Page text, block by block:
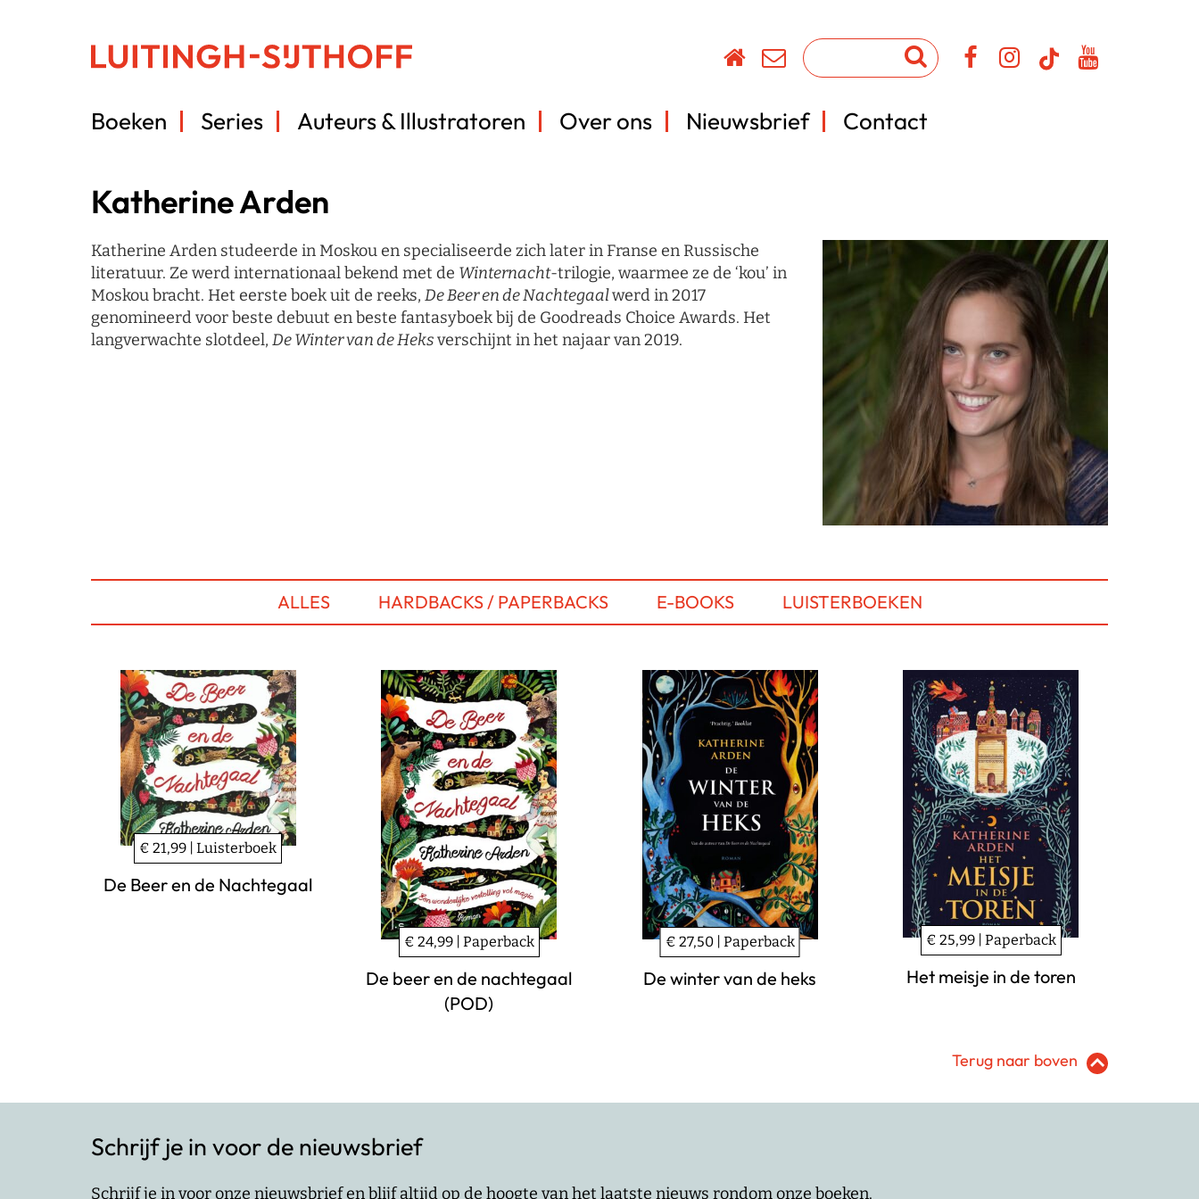
Boeken Series Auteurs & Illustratoren Over ons Nieuwsbrief Contact
Katherine Arden
Katherine Arden studeerde in Moskou en specialiseerde zich later in Franse en Russische
literatuur. Ze werd internationaal bekend met de Winternacht-trilogie, waarmee ze de ‘kou’ in
Moskou bracht. Het eerste boek uit de reeks, De Beer en de Nachtegaalwerd in 2017
genomineerd voor beste debuut en beste fantasyboek bij de Goodreads Choice Awards. Het
langverwachte slotdeel, De Winter van de Heksverschijnt in het najaar van 2019.
ALLES HARDBACKS / PAPERBACKS E-BOOKS LUISTERBOEKEN
€ 21,99 | Luisterboek
De Beer en de Nachtegaal
€ 24,99 | Paperback
De beer en de nachtegaal
(POD)
€ 27,50 | Paperback
De winter van de heks
€ 25,99 | Paperback
Het meisje in de toren
Terug naar boven
Schrijf je in voor de nieuwsbrief
Schrijf je in voor onze nieuwsbrief en blijf altijd op de hoogte van het laatste nieuws rondom onze boeken.